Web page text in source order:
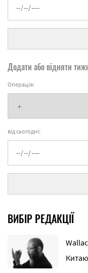
Додати або відняти
Операція:
від сьогодні:
ВИБІР РЕДАКЦІЇ